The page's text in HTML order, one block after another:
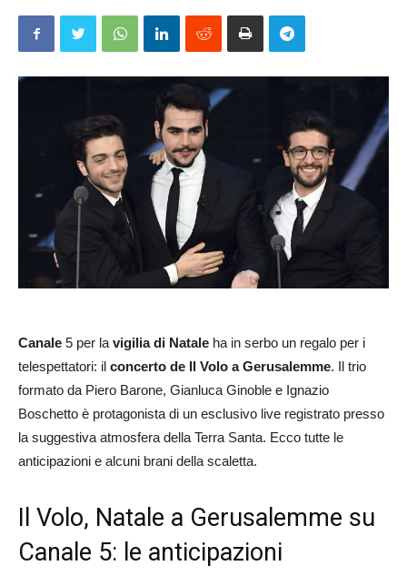
Canale 5 per la vigilia di Natale ha in serbo un regalo per i
telespettatori: il concerto de Il Volo a Gerusalemme. Il trio
formato da Piero Barone, Gianluca Ginoble e Ignazio
Boschetto è protagonista di un esclusivo live registrato presso
la suggestiva atmosfera della Terra Santa. Ecco tutte le
anticipazioni e alcuni brani della scaletta.
Il Volo, Natale a Gerusalemme su
Canale 5: le anticipazioni